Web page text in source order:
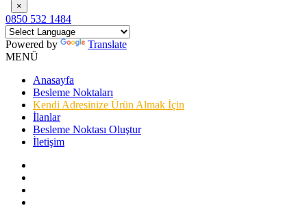
×
0850 532 1484
Powered by
Translate
MENÜ
Anasayfa
Besleme Noktaları
Kendi Adresinize Ürün Almak İçin
İlanlar
Besleme Noktası Oluştur
İletişim